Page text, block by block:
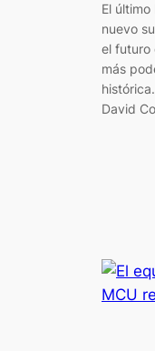
El
nuevo
el futuro
más
David